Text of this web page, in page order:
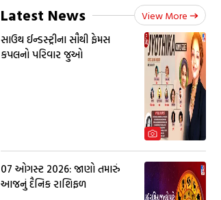
Latest News View More
સાઉથ ઈન્ડસ્ટ્રીના સૌથી ફેમસ
કપલનો પરિવાર જુઓ
07 ઓગસ્ટ 2026: જાણો તમારું
આજનું દૈનિક રાશિફળ